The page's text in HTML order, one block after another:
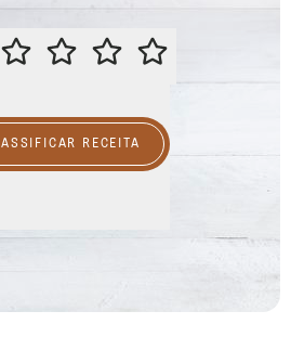
CLASSIFICAR ESTA RECEITA
RECEITA